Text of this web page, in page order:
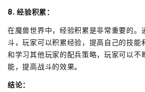
8. 经验积累：
在魔兽世界中，经验积累是非常重要的。
斗，玩家可以积累经验，提高自己的技能
和学习其他玩家的配兵策略，玩家可以不
能，提高战斗的效果。
结论：